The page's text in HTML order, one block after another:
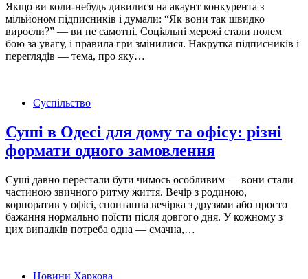
Якщо ви коли-небудь дивилися на акаунт конкурента з
мільйоном підписників і думали: “Як вони так швидко
виросли?” — ви не самотні. Соціальні мережі стали полем
бою за увагу, і правила гри змінилися. Накрутка підписників і
переглядів — тема, про яку…
Суспільство
Суші в Одесі для дому та офісу: різні
формати одного замовлення
Суші давно перестали бути чимось особливим — вони стали
частиною звичного ритму життя. Вечір з родиною,
корпоратив у офісі, спонтанна вечірка з друзями або просто
бажання нормально поїсти після довгого дня. У кожному з
цих випадків потреба одна — смачна,…
Новини Харкова